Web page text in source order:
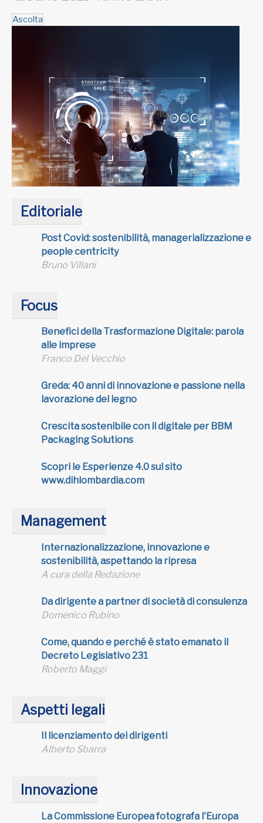
Ascolta
Editoriale
Post Covid: sostenibilità, managerializzazione e
people centricity
Bruno Villani
Focus
Benefici della Trasformazione Digitale: parola
alle imprese
Franco Del Vecchio
Greda: 40 anni di innovazione e passione nella
lavorazione del legno
Crescita sostenibile con il digitale per BBM
Packaging Solutions
Scopri le Esperienze 4.0 sul sito
www.dihlombardia.com
Management
Internazionalizzazione, innovazione e
sostenibilità,aspettando la ripresa
A cura della Redazione
Da dirigente a partner di società di consulenza
Domenico Rubino
Come, quando e perché è stato emanato il
Decreto Legislativo 231
Roberto Maggi
Aspetti legali
Il licenziamento dei dirigenti
Alberto Sbarra
Innovazione
La Commissione Europea fotografa l'Europa